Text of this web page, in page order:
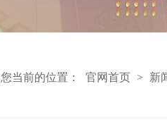
您当前的位置： 官网首页 > 新